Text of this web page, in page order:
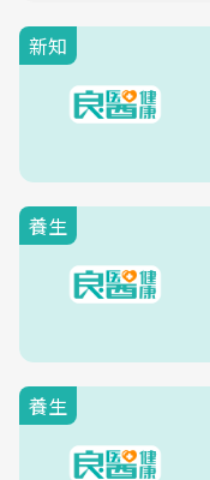
新知
養生
養生